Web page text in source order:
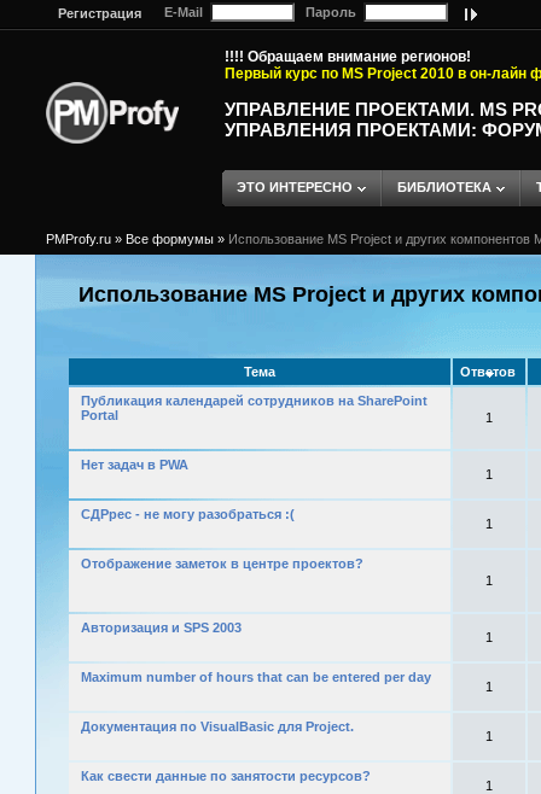
Регистрация E-Mail Пароль
!!!! Обращаем внимание регионов!
Первый курс по MS Project 2010 в он-лайн
УПРАВЛЕНИЕ ПРОЕКТАМИ. MS
УПРАВЛЕНИЯ ПРОЕКТАМИ:
ЭТО ИНТЕРЕСНО БИБЛИОТЕКА
PMProfy.ru » Все формумы » Использование MS Project и других компонентов
Использование MS Project и других
Тема Ответов
Публикация календарей сотрудников на SharePoint
Portal
1
Нет задач в PWA
1
СДРрес - не могу разобраться :(
1
Отображение заметок в центре проектов?
1
Авторизация и SPS 2003
1
Maximum number of hours that can be entered per day
1
Документация по VisualBasic для Project.
1
Как свести данные по занятости ресурсов?
1